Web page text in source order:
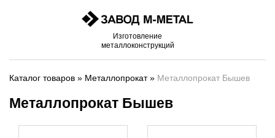
Изготовление
металлоконструкций
Каталог товаров » Металлопрокат» Металлопрокат Бышев
Металлопрокат Бышев